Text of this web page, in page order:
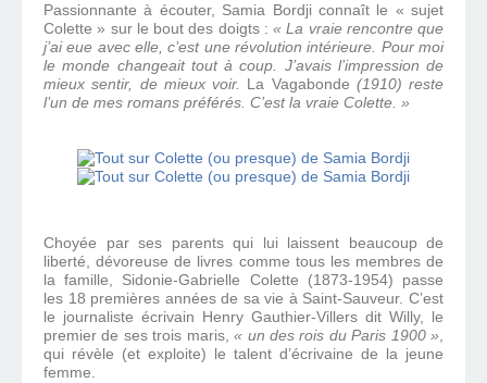
Passionnante à écouter, Samia Bordji connaît le « sujet
Colette » sur le bout des doigts : « La vraie rencontre que
j’ai eue avec elle, c’est une révolution intérieure. Pour moi
le monde changeait tout à coup. J’avais l’impression de
mieux sentir, de mieux voir. La Vagabonde (1910) reste
l’un de mes romans préférés. C’est la vraie Colette. »
Choyée par ses parents qui lui laissent beaucoup de
liberté, dévoreuse de livres comme tous les membres de
la famille, Sidonie-Gabrielle Colette (1873-1954) passe
les 18 premières années de sa vie à Saint-Sauveur. C’est
le journaliste écrivain Henry Gauthier-Villers dit Willy, le
premier de ses trois maris,« un des rois du Paris 1900 »,
qui révèle (et exploite) le talent d’écrivaine de la jeune
femme.